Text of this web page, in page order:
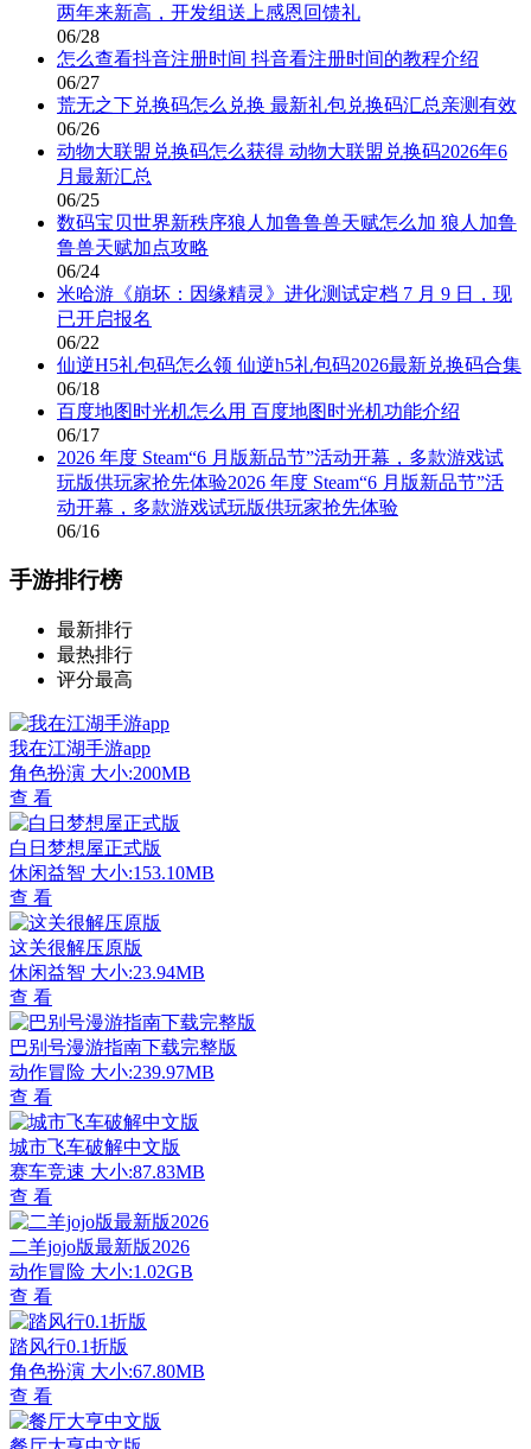
两年来新高，开发组送上感恩回馈礼
06/28
怎么查看抖音注册时间 抖音看注册时间的教程介绍
06/27
荒无之下兑换码怎么兑换 最新礼包兑换码汇总亲测有效
06/26
动物大联盟兑换码怎么获得 动物大联盟兑换码2026年6
月最新汇总
06/25
数码宝贝世界新秩序狼人加鲁鲁兽天赋怎么加 狼人加鲁
鲁兽天赋加点攻略
06/24
米哈游《崩坏：因缘精灵》进化测试定档 7 月 9 日，现
已开启报名
06/22
仙逆H5礼包码怎么领 仙逆h5礼包码2026最新兑换码合集
06/18
百度地图时光机怎么用 百度地图时光机功能介绍
06/17
2026 年度 Steam“6 月版新品节”活动开幕，多款游戏试
玩版供玩家抢先体验2026 年度 Steam“6 月版新品节”活
动开幕，多款游戏试玩版供玩家抢先体验
06/16
手游排行榜
最新排行
最热排行
评分最高
我在江湖手游app
角色扮演 大小:200MB
查 看
白日梦想屋正式版
休闲益智 大小:153.10MB
查 看
这关很解压原版
休闲益智 大小:23.94MB
查 看
巴别号漫游指南下载完整版
动作冒险 大小:239.97MB
查 看
城市飞车破解中文版
赛车竞速 大小:87.83MB
查 看
二羊jojo版最新版2026
动作冒险 大小:1.02GB
查 看
踏风行0.1折版
角色扮演 大小:67.80MB
查 看